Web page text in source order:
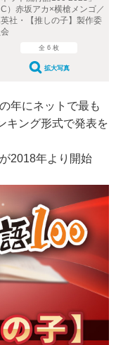
C）赤坂アカ×横槍メンゴ／
社・【推しの子】製作委
全 6 枚
拡大写真
年にネットで最も
キング形式で発表を
2018年より開始